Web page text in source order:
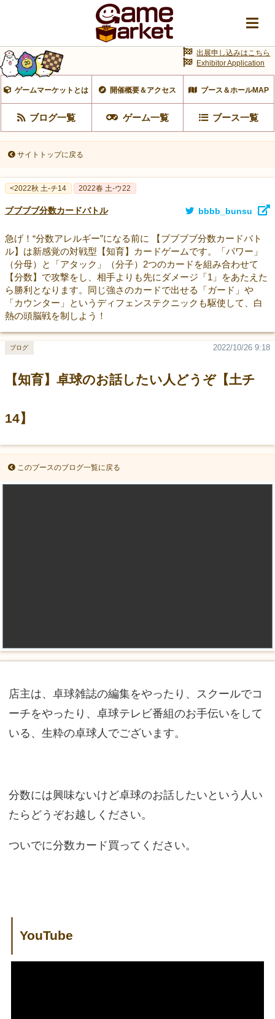
ゲームマーケットとは 開催概要＆アクセス ブース＆ホールMAP
ブログ一覧 ゲーム一覧 ブース一覧
出展申し込みはこちら
Exhibitor Application
サイトトップに戻る
<2022秋 土-チ14 2022春 土-ウ22
ブブブブ分数カードバトル bbbb_bunsu
急げ！“分数アレルギー”になる前に 【ブブブブ分数カードバト
ル】は新感覚の対戦型【知育】カードゲームです。「パワー」
（分母）と「アタック」（分子）2つのカードを組み合わせて
【分数】で攻撃をし、相手よりも先にダメージ「1」をあたえた
ら勝利となります。同じ強さのカードで出せる「ガード」や
「カウンター」というディフェンステクニックも駆使して、白
熱の頭脳戦を制しよう！
【知育】卓球のお話したい人どうぞ【土チ
14】
2022/10/26 9:18
ブログ
このブースのブログ一覧に戻る
店主は、卓球雑誌の編集をやったり、スクールでコ
ーチをやったり、卓球テレビ番組のお手伝いをして
いる、生粋の卓球人でございます。
分数には興味ないけど卓球のお話したいという人い
たらどうぞお越しください。
ついでに分数カード買ってください。
YouTube